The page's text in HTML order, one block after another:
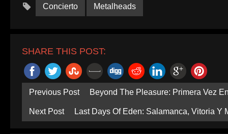
Concierto Metalheads
SHARE THIS POST:
Previous Post Beyond The Pleasure: Primera Vez
Next Post Last Days Of Eden: Salamanca, Vitoria Y